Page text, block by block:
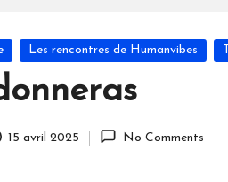
Les rencontres de Humanvibes
15 avril 2025 No Comments